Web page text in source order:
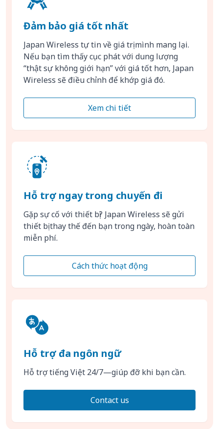
Đảm bảo giá tốt nhất
Japan Wireless tự tin về giá trị mình mang lại.
Nếu bạn tìm thấy cục phát với dung lượng
“thật sự không giới hạn” với giá tốt hơn, Japan
Wireless sẽ điều chỉnh để khớp giá đó.
Xem chi tiết
Hỗ trợ ngay trong chuyến đi
Gặp sự cố với thiết bị? Japan Wireless sẽ gửi
thiết bị thay thế đến bạn trong ngày, hoàn toàn
miễn phí.
Cách thức hoạt động
Hỗ trợ đa ngôn ngữ
Hỗ trợ tiếng Việt 24/7—giúp đỡ khi bạn cần.
Contact us